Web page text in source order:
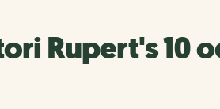
Rupert's 10